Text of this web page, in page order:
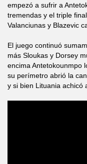
empezó a sufrir a
tremendas y el triple
Valanciunas y Blazevic
El juego continuó
más Sloukas y Dorsey
encima Antetokounmpo
su perímetro abrió la
y si bien Lituania achicó